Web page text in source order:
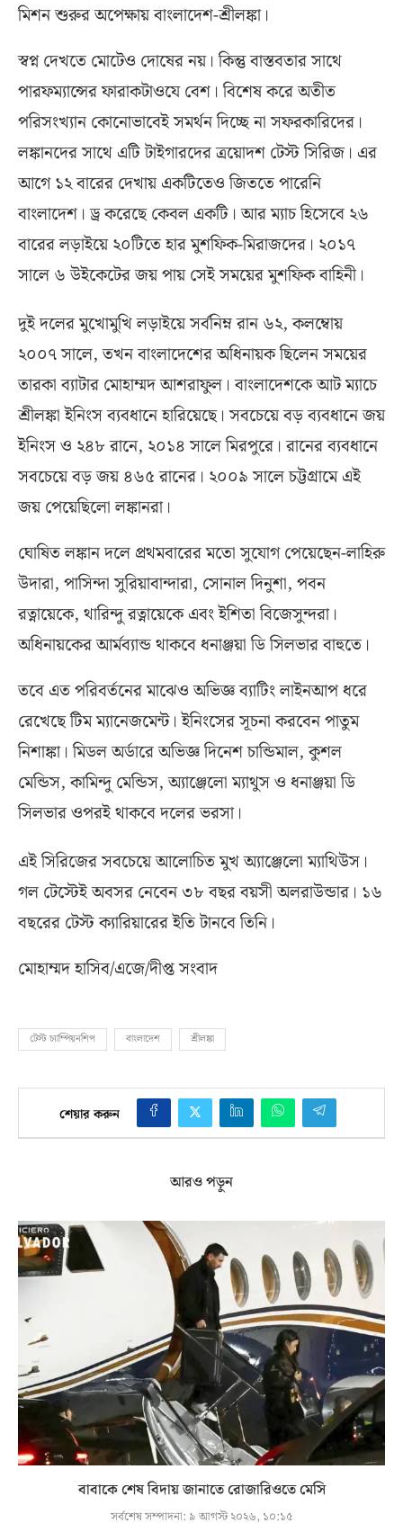
মিশন শুরুর অপেক্ষায় বাংলাদেশ-শ্রীলঙ্কা।
স্বপ্ন দেখতে মোটেও দোষের নয়। কিন্তু বাস্তবতার সাথে
পারফম্যান্সের ফারাকটাওযে বেশ। বিশেষ করে অতীত
পরিসংখ্যান কোনোভাবেই সমর্থন দিচ্ছে না সফরকারিদের।
লঙ্কানদের সাথে এটি টাইগারদের ত্রয়োদশ টেস্ট সিরিজ। এর
আগে ১২ বারের দেখায় একটিতেও জিততে পারেনি
বাংলাদেশ। ড্র করেছে কেবল একটি। আর ম্যাচ হিসেবে ২৬
বারের লড়াইয়ে ২০টিতে হার মুশফিক-মিরাজদের। ২০১৭
সালে ৬ উইকেটের জয় পায় সেই সময়ের মুশফিক বাহিনী।
দুই দলের মুখোমুখি লড়াইয়ে সর্বনিম্ন রান ৬২, কলম্বোয়
২০০৭ সালে, তখন বাংলাদেশের অধিনায়ক ছিলেন সময়ের
তারকা ব্যাটার মোহাম্মদ আশরাফুল। বাংলাদেশকে আট ম‌্যাচে
শ্রীলঙ্কা ইনিংস ব‌্যবধানে হারিয়েছে। সবচেয়ে বড় ব্যবধানে জয়
ইনিংস ও ২৪৮ রানে, ২০১৪ সালে মিরপুরে। রানের ব‌্যবধানে
সবচেয়ে বড় জয় ৪৬৫ রানের। ২০০৯ সালে চট্টগ্রামে এই
জয় পেয়েছিলো লঙ্কানরা।
ঘোষিত লঙ্কান দলে প্রথমবারের মতো সুযোগ পেয়েছেন-লাহিরু
উদারা, পাসিন্দা সুরিয়াবান্দারা, সোনাল দিনুশা, পবন
রত্নায়েকে, থারিন্দু রত্নায়েকে এবং ইশিতা বিজেসুন্দরা।
অধিনায়কের আর্মব্যান্ড থাকবে ধনাঞ্জয়া ডি সিলভার বাহুতে।
তবে এত পরিবর্তনের মাঝেও অভিজ্ঞ ব্যাটিং লাইনআপ ধরে
রেখেছে টিম ম্যানেজমেন্ট। ইনিংসের সূচনা করবেন পাতুম
নিশাঙ্কা। মিডল অর্ডারে অভিজ্ঞ দিনেশ চান্ডিমাল, কুশল
মেন্ডিস, কামিন্দু মেন্ডিস, অ্যাঞ্জেলো ম্যাথুস ও ধনাঞ্জয়া ডি
সিলভার ওপরই থাকবে দলের ভরসা।
এই সিরিজের সবচেয়ে আলোচিত মুখ অ্যাঞ্জেলো ম্যাথিউস।
গল টেস্টেই অবসর নেবেন ৩৮ বছর বয়সী অলরাউন্ডার। ১৬
বছরের টেস্ট ক্যারিয়ারের ইতি টানবে তিনি।
মোহাম্মদ হাসিব/এজে/দীপ্ত সংবাদ
টেস্ট চ্যাম্পিয়নশিপ বাংলাদেশ শ্রীলঙ্কা
শেয়ার করুন
আরও পড়ুন
বাবাকে শেষ বিদায় জানাতে রোজারিওতে মেসি
সর্বশেষ সম্পাদনা: ৯ আগস্ট ২০২৬, ১০:১৫